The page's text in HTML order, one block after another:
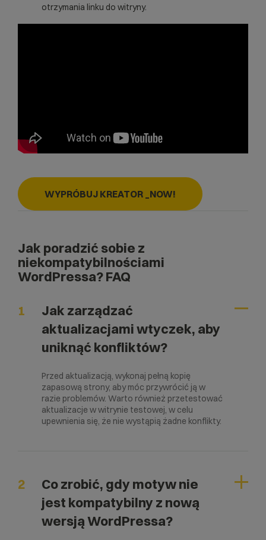
otrzymania linku do witryny.
WYPRÓBUJ KREATOR _NOW!
Jak poradzić sobie z
niekompatybilnościami
WordPressa? FAQ
1
Jak zarządzać
aktualizacjami wtyczek, aby
uniknąć konfliktów?
Przed aktualizacją, wykonaj pełną kopię
zapasową strony, aby móc przywrócić ją w
razie problemów. Warto również przetestować
aktualizacje w witrynie testowej, w celu
upewnienia się, że nie wystąpią żadne konflikty.
2
Co zrobić, gdy motyw nie
jest kompatybilny z nową
wersją WordPressa?